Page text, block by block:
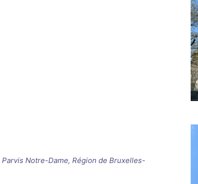
Parvis Notre-Dame, Région de Bruxelles-